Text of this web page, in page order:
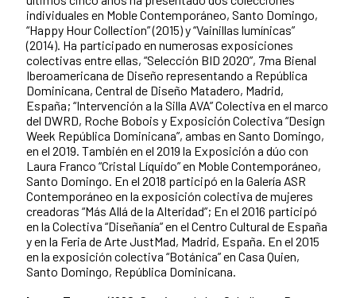
individuales en Moble Contemporáneo, Santo Domingo,
“Happy Hour Collection” (2015) y “Vainillas lumínicas”
(2014). Ha participado en numerosas exposiciones
colectivas entre ellas, “Selección BID 2020”, 7ma Bienal
Iberoamericana de Diseño representando a República
Dominicana, Central de Diseño Matadero, Madrid,
España; “Intervención a la Silla AVA” Colectiva en el marco
del DWRD, Roche Bobois y Exposición Colectiva “Design
Week República Dominicana”, ambas en Santo Domingo,
en el 2019. También en el 2019 la Exposición a dúo con
Laura Franco “Cristal Líquido” en Moble Contemporáneo,
Santo Domingo. En el 2018 participó en la Galería ASR
Contemporáneo en la exposición colectiva de mujeres
creadoras “Más Allá de la Alteridad”; En el 2016 participó
en la Colectiva “Diseñanía” en el Centro Cultural de España
y en la Feria de Arte JustMad, Madrid, España. En el 2015
en la exposición colectiva “Botánica” en Casa Quien,
Santo Domingo, República Dominicana.